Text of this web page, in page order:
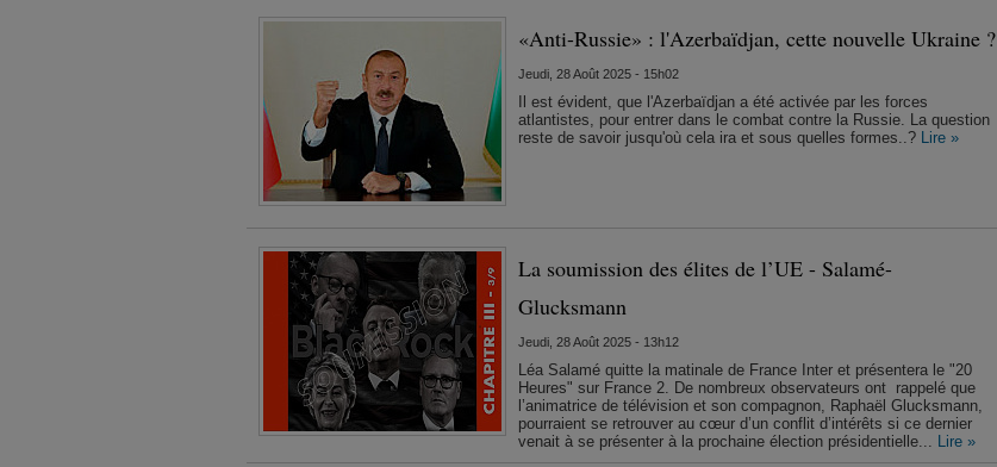
«Anti-Russie» : l'Azerbaïdjan, cette nouvelle Ukraine ?
Jeudi, 28 Août 2025 - 15h02
Il est évident, que l'Azerbaïdjan a été activée par les forces
atlantistes, pour entrer dans le combat contre la Russie. La question
reste de savoir jusqu'où cela ira et sous quelles formes..? Lire »
La soumission des élites de l’UE - Salamé-
Glucksmann
Jeudi, 28 Août 2025 - 13h12
Léa Salamé quitte la matinale de France Inter et présentera le "20
Heures" sur France 2. De nombreux observateurs ont rappelé que
l’animatrice de télévision et son compagnon, Raphaël Glucksmann,
pourraient se retrouver au cœur d’un conflit d’intérêts si ce dernier
venait à se présenter à la prochaine élection présidentielle... Lire »